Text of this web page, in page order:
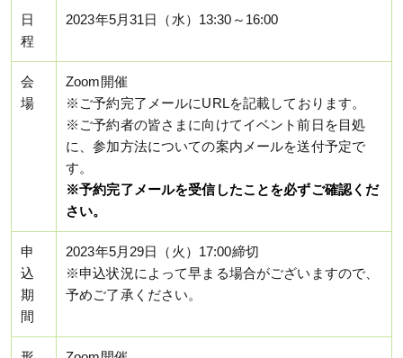
日
程
2023年5月31日（水）13:30～16:00
会
場
Zoom開催
※ご予約完了メールにURLを記載しております。
※ご予約者の皆さまに向けてイベント前日を目処
に、参加方法についての案内メールを送付予定で
す。
※予約完了メールを受信したことを必ずご確認くだ
さい。
申
込
期
間
2023年5月29日（火）17:00締切
※申込状況によって早まる場合がございますので、
予めご了承ください。